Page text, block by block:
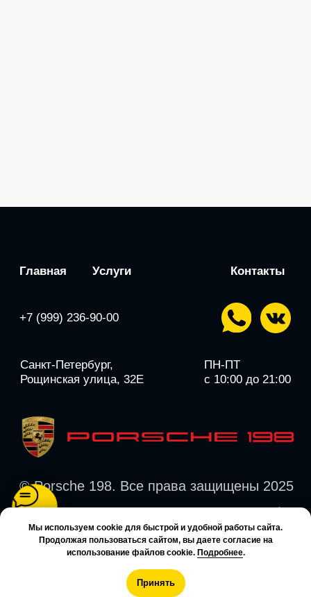
Мы используем cookie для быстрой и удобной работы сайта.
Продолжая пользоваться сайтом, вы даете согласие на
использование файлов cookie. Подробнее.
Принять